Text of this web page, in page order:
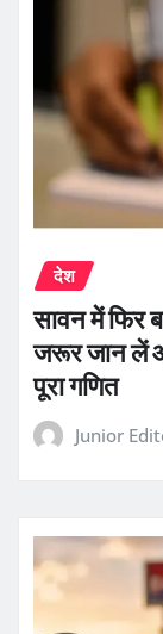
देश
सावन में फिर
जरूर जान लें
पूरा गणित
Junior